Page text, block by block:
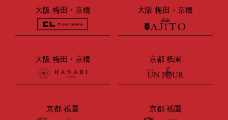
大阪 梅田・京橋 大阪 梅田・京橋
大阪 梅田・京橋 京都 祇園
京都 祇園 京都 祇園